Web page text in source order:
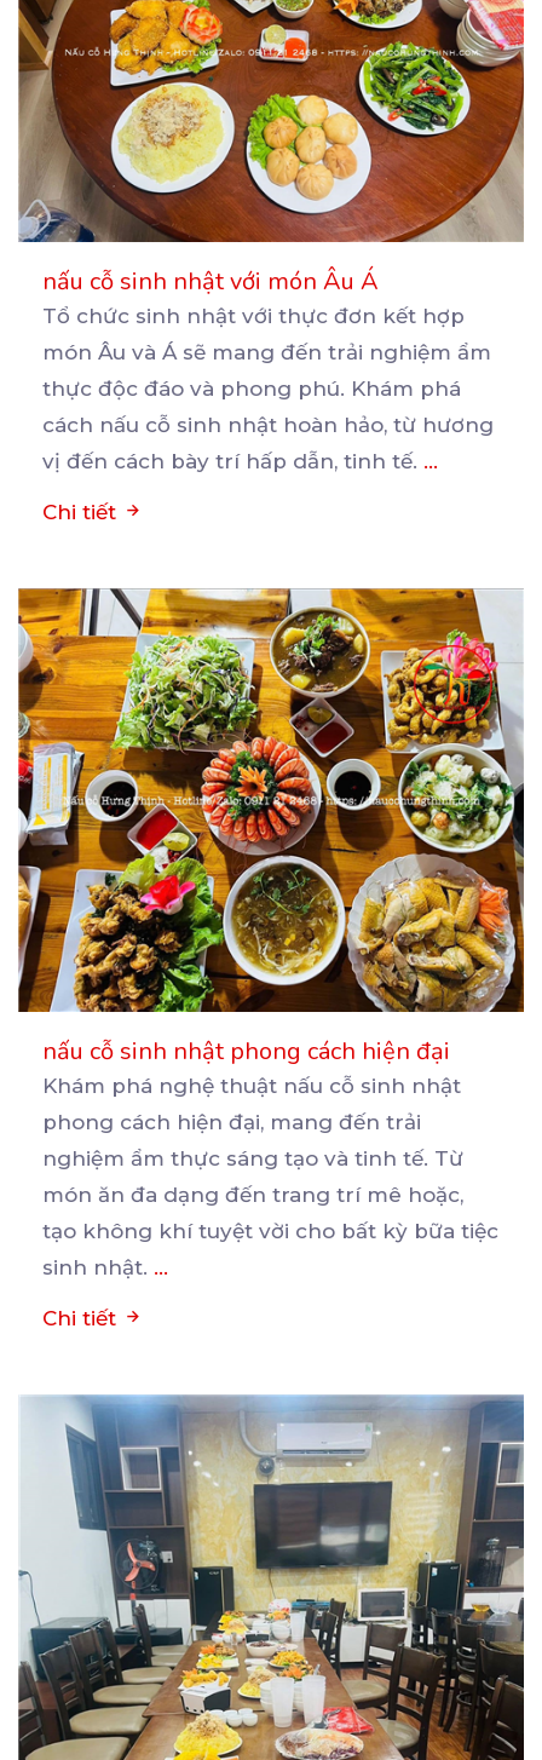
nấu cỗ sinh nhật với món Âu Á
Tổ chức sinh nhật với thực đơn kết hợp
món Âu và Á sẽ mang đến trải nghiệm ẩm
thực độc đáo và phong phú. Khám phá
cách nấu cỗ sinh nhật hoàn hảo, từ hương
vị đến cách bày trí hấp dẫn, tinh tế. ...
Chi tiết
nấu cỗ sinh nhật phong cách hiện đại
Khám phá nghệ thuật nấu cỗ sinh nhật
phong cách hiện đại, mang đến trải
nghiệm ẩm thực sáng tạo và tinh tế. Từ
món ăn đa dạng đến trang trí mê hoặc,
tạo không khí tuyệt vời cho bất kỳ bữa tiệc
sinh nhật. ...
Chi tiết